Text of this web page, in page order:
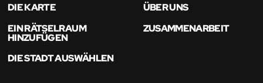
DIE KARTE
ÜBER UNS
EIN RÄTSELRAUM
HINZUFÜGEN
ZUSAMMENARBEIT
DIE STADT AUSWÄHLEN